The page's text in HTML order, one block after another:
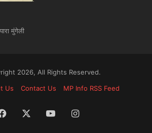
मुंगेली
2026, All Rights Reserved.
Us Contact Us MP Info RSS Feed
Facebook YouTubeInstagram